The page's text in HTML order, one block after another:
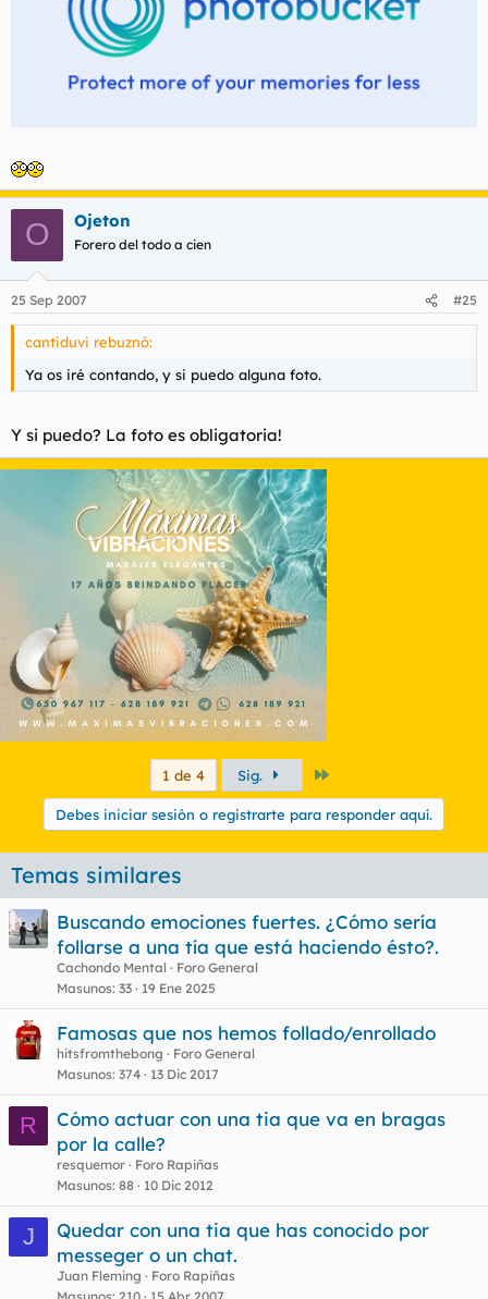
O Ojeton
Forero del todo a cien
25 Sep 2007 #25
cantiduvi rebuznó:
Ya os iré contando, y si puedo alguna foto.
Y si puedo? La foto es obligatoria!
1 de 4 Sig.
Debes iniciar sesión o registrarte para responder aquí.
Temas similares
Buscando emociones fuertes. ¿Cómo sería
follarse a una tía que está haciendo ésto?.
Cachondo Mental
Foro General
Masunos 33 19 Ene 2025
Famosas que nos hemos follado/enrollado
hitsfromthebong
Foro General
Masunos 374 13 Dic 2017
R
Cómo actuar con una tia que va en bragas
por la calle?
resquemor
Foro Rapiñas
Masunos 88 10 Dic 2012
J
Quedar con una tia que has conocido por
messeger o un chat.
Juan Fleming
Foro Rapiñas